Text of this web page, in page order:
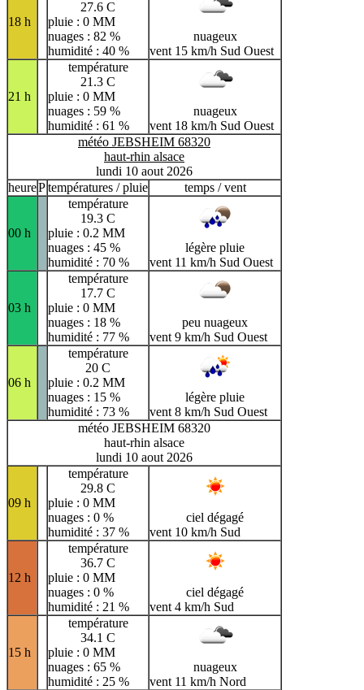
18 h
27.6 C
pluie : 0 MM
nuages : 82 %
humidité : 40 %
nuageux
vent 15 km/h Sud Ouest
21 h
température
21.3 C
pluie : 0 MM
nuages : 59 %
humidité : 61 %
nuageux
vent 18 km/h Sud Ouest
météo JEBSHEIM 68320
haut-rhin alsace
lundi 10 aout 2026
heurePtempératures / pluie temps / vent
00 h
température
19.3 C
pluie : 0.2 MM
nuages : 45 %
humidité : 70 %
légère pluie
vent 11 km/h Sud Ouest
03 h
température
17.7 C
pluie : 0 MM
nuages : 18 %
humidité : 77 %
peu nuageux
vent 9 km/h Sud Ouest
06 h
température
20 C
pluie : 0.2 MM
nuages : 15 %
humidité : 73 %
légère pluie
vent 8 km/h Sud Ouest
météo JEBSHEIM 68320
haut-rhin alsace
lundi 10 aout 2026
09 h
température
29.8 C
pluie : 0 MM
nuages : 0 %
humidité : 37 %
ciel dégagé
vent 10 km/h Sud
12 h
température
36.7 C
pluie : 0 MM
nuages : 0 %
humidité : 21 %
ciel dégagé
vent 4 km/h Sud
15 h
température
34.1 C
pluie : 0 MM
nuages : 65 %
humidité : 25 %
nuageux
vent 11 km/h Nord